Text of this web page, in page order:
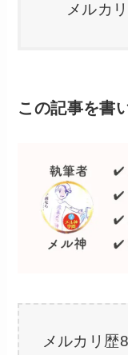
メルカ
この記事を書
メルカリ歴